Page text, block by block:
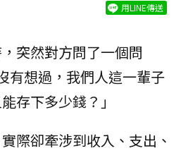
用LINE傳送
突然對方問了一個問
有想過，我們人這一輩子
存下多少錢？」
際卻牽涉到收入、支出、